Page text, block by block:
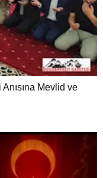
Mevlid ve